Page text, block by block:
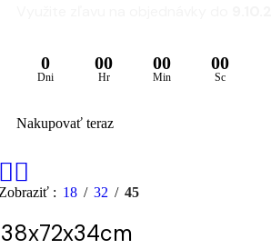
0
Dni
00
Hr
00
Min
00
Sc
Nakupovať teraz
18 32 45